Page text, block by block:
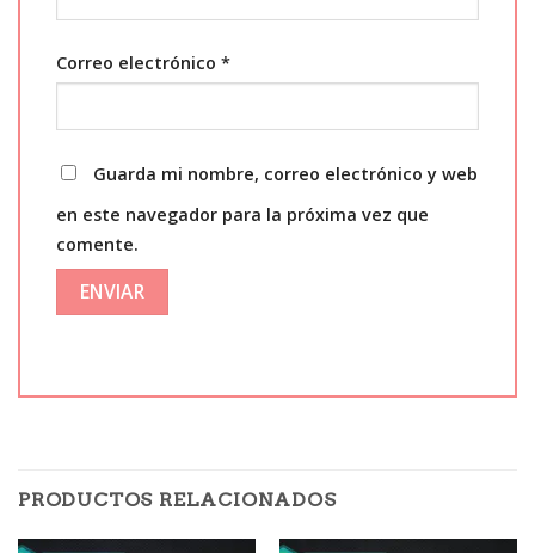
Correo electrónico *
Guarda mi nombre, correo electrónico y web
en este navegador para la próxima vez que
comente.
PRODUCTOS RELACIONADOS